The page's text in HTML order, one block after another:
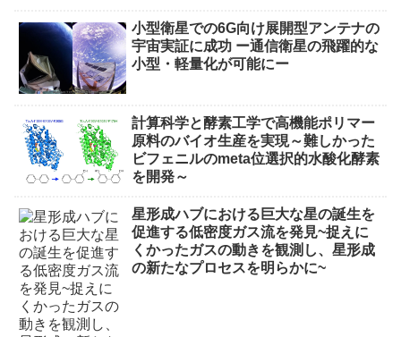
小型衛星での6G向け展開型アンテナの
宇宙実証に成功 ー通信衛星の飛躍的な
小型・軽量化が可能にー
計算科学と酵素工学で高機能ポリマー
原料のバイオ生産を実現～難しかった
ビフェニルのmeta位選択的水酸化酵素
を開発～
星形成ハブにおける巨大な星の誕生を
促進する低密度ガス流を発見~捉えに
くかったガスの動きを観測し、星形成
の新たなプロセスを明らかに~